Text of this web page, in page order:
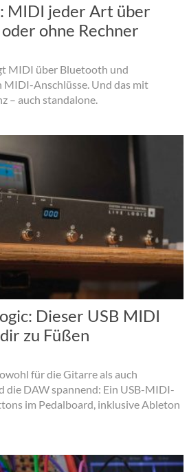
MIDI jeder Art über
ohne Rechner
MIDI über Bluetooth und
Anschlüsse. Und das mit
– auch standalone.
Dieser USB MIDI
zu Füßen
für die Gitarre als auch
die DAW spannend: Ein USB-MIDI-
im Pedalboard, inklusive Ableton